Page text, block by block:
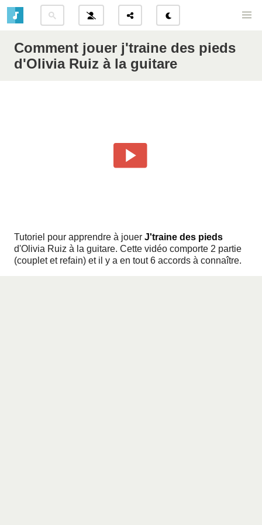
Comment jouer j'traine des pieds
d'Olivia Ruiz à la guitare
Tutoriel pour apprendre à jouer J'traine des pieds
d'Olivia Ruiz à la guitare. Cette vidéo comporte 2 partie
(couplet et refain) et il y a en tout 6 accords à connaître.